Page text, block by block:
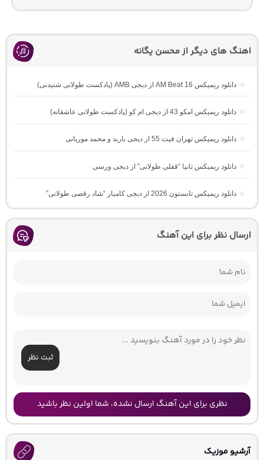
اهنگ های دیگر از محسن یگانه
دانلود ریمیکس AM Beat 16 از دیجی AMB (پادکست طولانی شنیدنی)
دانلود ریمیکس امکو 43 از دیجی ام کو (پادکست طولانی عاشقانه)
دانلود ریمیکس تهران فیت 55 از دیجی باربد و محمد موریانی
دانلود ریمیکس تانیا “قفلی طولانی” از دیجی ورسی
دانلود ریمیکس تابستون 2026 از دیجی کامیار “شاد رقصی طولانی”
ارسال نظر برای این آهنگ
ثبت نظر
نظری برای این آهنگ ارسال نشده، شما اولین نظر باشید
آرشیو موزیک